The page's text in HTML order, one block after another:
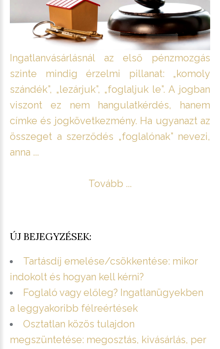
Ingatlanvásárlásnál az első pénzmozgás
szinte mindig érzelmi pillanat: „komoly
szándék”, „lezárjuk”, „foglaljuk le”. A jogban
viszont ez nem hangulatkérdés, hanem
címke és jogkövetkezmény. Ha ugyanazt az
összeget a szerződés „foglalónak” nevezi,
anna ...
Tovább ...
ÚJ BEJEGYZÉSEK:
Tartásdíj emelése/csökkentése: mikor
indokolt és hogyan kell kérni?
Foglaló vagy előleg? Ingatlanügyekben
a leggyakoribb félreértések
Osztatlan közös tulajdon
megszüntetése: megosztás, kivásárlás, per